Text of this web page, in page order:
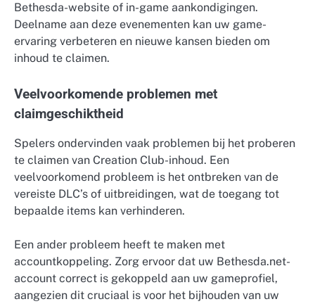
Bethesda-website of in-game aankondigingen.
Deelname aan deze evenementen kan uw game-
ervaring verbeteren en nieuwe kansen bieden om
inhoud te claimen.
Veelvoorkomende problemen met
claimgeschiktheid
Spelers ondervinden vaak problemen bij het proberen
te claimen van Creation Club-inhoud. Een
veelvoorkomend probleem is het ontbreken van de
vereiste DLC’s of uitbreidingen, wat de toegang tot
bepaalde items kan verhinderen.
Een ander probleem heeft te maken met
accountkoppeling. Zorg ervoor dat uw Bethesda.net-
account correct is gekoppeld aan uw gameprofiel,
aangezien dit cruciaal is voor het bijhouden van uw